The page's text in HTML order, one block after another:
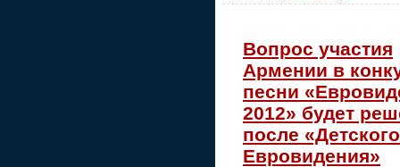
Вопрос участия
Армении в
песни
2012» будет
после «Детского
Евровидения»